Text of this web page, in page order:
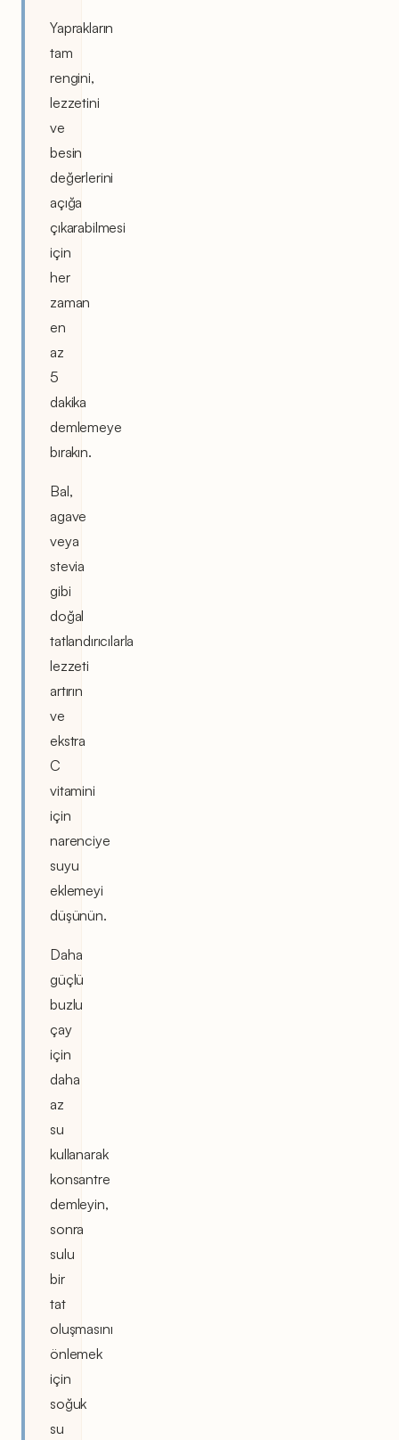
Yaprakların
tam
rengini,
lezzetini
ve
besin
değerlerini
açığa
çıkarabilmesi
için
her
zaman
en
az
5
dakika
demlemeye
bırakın.
Bal,
agave
veya
stevia
gibi
doğal
tatlandırıcılarla
lezzeti
artırın
ve
ekstra
C
vitamini
için
narenciye
suyu
eklemeyi
düşünün.
Daha
güçlü
buzlu
çay
için
daha
az
su
kullanarak
konsantre
demleyin,
sonra
sulu
bir
tat
oluşmasını
önlemek
için
soğuk
su